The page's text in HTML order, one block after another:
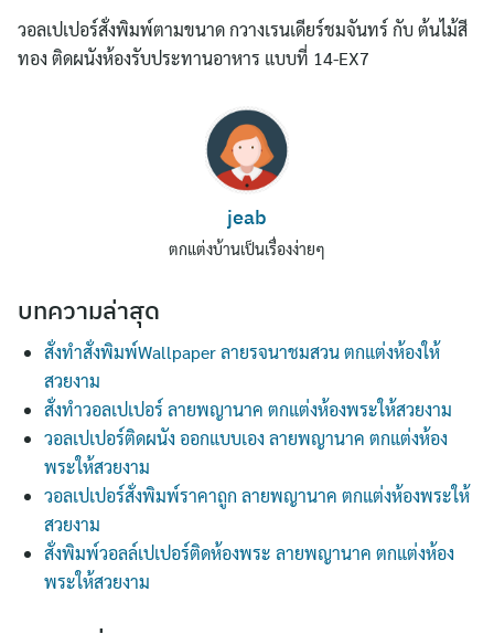
Search
วอลเปเปอร์สั่งพิมพ์ตามขนาด กวางเรนเดียร์ชมจันทร์ กับ ต้นไม้สี
ทอง ติดผนังห้องรับประทานอาหาร แบบที่ 14-EX7
jeab
ตกแต่งบ้านเป็นเรื่องง่ายๆ
บทความล่าสุด
สั่งทำสั่งพิมพ์Wallpaper ลายรจนาชมสวน ตกแต่งห้องให้
สวยงาม
สั่งทำวอลเปเปอร์ ลายพญานาค ตกแต่งห้องพระให้สวยงาม
วอลเปเปอร์ติดผนัง ออกแบบเอง ลายพญานาค ตกแต่งห้อง
พระให้สวยงาม
วอลเปเปอร์สั่งพิมพ์ราคาถูก ลายพญานาค ตกแต่งห้องพระให้
สวยงาม
สั่งพิมพ์วอลล์เปเปอร์ติดห้องพระ ลายพญานาค ตกแต่งห้อง
พระให้สวยงาม